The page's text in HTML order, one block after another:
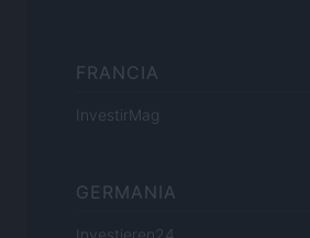
FRANCIA
InvestirMag
GERMANIA
Investieren24